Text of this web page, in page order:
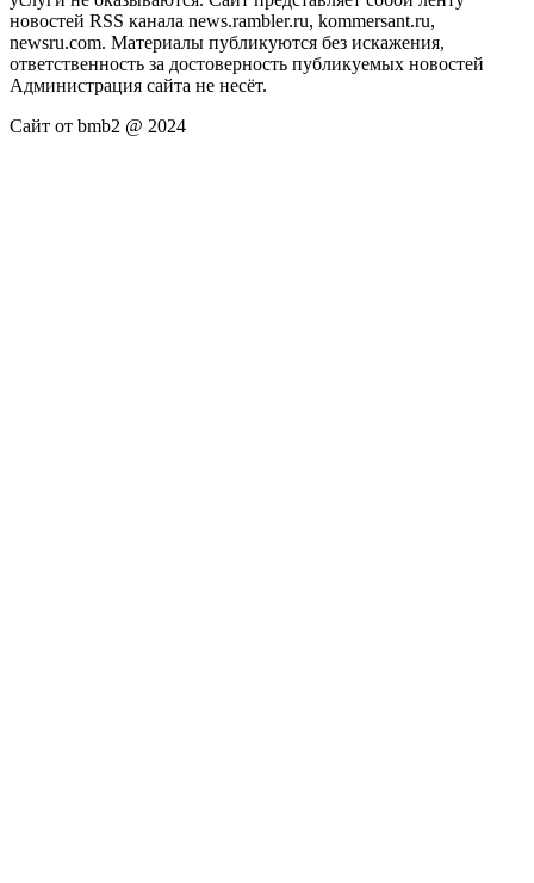
новостей RSS канала news.rambler.ru, kommersant.ru,
newsru.com. Материалы публикуются без искажения,
ответственность за достоверность публикуемых новостей
Администрация сайта не несёт.
Сайт от bmb2 @ 2024